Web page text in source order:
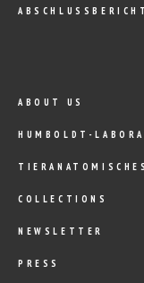
ABSCHLUSSBERICHT
ABOUT US
HUMBOLDT-
COLLECTIONS
NEWSLETTER
PRESS